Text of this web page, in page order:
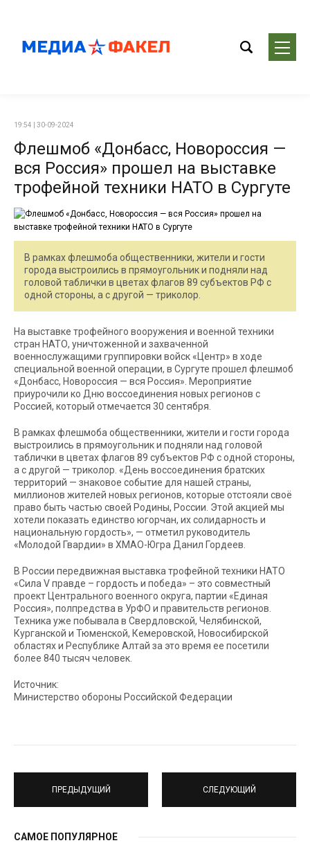
19:54 | 30-09-2024
Флешмоб «Донбасс, Новороссия —
вся Россия» прошел на выставке
трофейной техники НАТО в Сургуте
В рамках флешмоба общественники, жители и гости
города выстроились в прямоугольник и подняли над
головой таблички в цветах флагов 89 субъектов РФ с
одной стороны, а с другой — триколор.
На выставке трофейного вооружения и военной техники
стран НАТО, уничтоженной и захваченной
военнослужащими группировки войск «Центр» в ходе
специальной военной операции, в Сургуте прошел флешмоб
«Донбасс, Новороссия — вся Россия». Мероприятие
приурочили ко Дню воссоединения новых регионов с
Россией, который отмечается 30 сентября.
В рамках флешмоба общественники, жители и гости города
выстроились в прямоугольник и подняли над головой
таблички в цветах флагов 89 субъектов РФ с одной стороны,
а с другой — триколор. «День воссоединения братских
территорий — знаковое событие для нашей страны,
миллионов жителей новых регионов, которые отстояли своё
право быть частью своей Родины, России. Этой акцией мы
хотели показать единство югорчан, их солидарность и
национальную гордость», — отметил руководитель
«Молодой Гвардии» в ХМАО-Югра Данил Гордеев.
В России передвижная выставка трофейной техники НАТО
«Сила V правде – гордость и победа» – это совместный
проект Центрального военного округа, партии «Единая
Россия», полпредства в УрФО и правительств регионов.
Техника уже побывала в Свердловской, Челябинской,
Курганской и Тюменской, Кемеровской, Новосибирской
областях и Республике Алтай за это время ее посетили
более 840 тысяч человек.
Источник:
Министерство обороны Российской Федерации
ПРЕДЫДУЩИЙ СЛЕДУЮЩИЙ
САМОЕ ПОПУЛЯРНОЕ